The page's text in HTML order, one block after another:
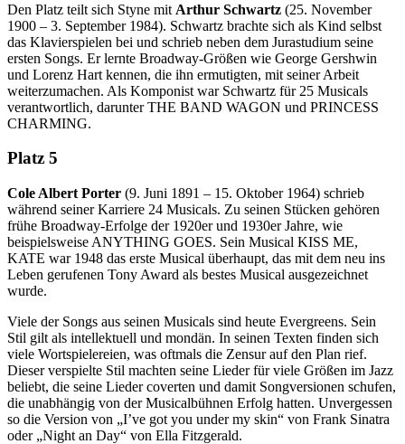
Den Platz teilt sich Styne mit Arthur Schwartz (25. November
1900 – 3. September 1984). Schwartz brachte sich als Kind selbst
das Klavierspielen bei und schrieb neben dem Jurastudium seine
ersten Songs. Er lernte Broadway-Größen wie George Gershwin
und Lorenz Hart kennen, die ihn ermutigten, mit seiner Arbeit
weiterzumachen. Als Komponist war Schwartz für 25 Musicals
verantwortlich, darunter THE BAND WAGON und PRINCESS
CHARMING.
Platz 5
Cole Albert Porter (9. Juni 1891 – 15. Oktober 1964) schrieb
während seiner Karriere 24 Musicals. Zu seinen Stücken gehören
frühe Broadway-Erfolge der 1920er und 1930er Jahre, wie
beispielsweise ANYTHING GOES. Sein Musical KISS ME,
KATE war 1948 das erste Musical überhaupt, das mit dem neu ins
Leben gerufenen Tony Award als bestes Musical ausgezeichnet
wurde.
Viele der Songs aus seinen Musicals sind heute Evergreens. Sein
Stil gilt als intellektuell und mondän. In seinen Texten finden sich
viele Wortspielereien, was oftmals die Zensur auf den Plan rief.
Dieser verspielte Stil machten seine Lieder für viele Größen im Jazz
beliebt, die seine Lieder coverten und damit Songversionen schufen,
die unabhängig von der Musicalbühnen Erfolg hatten. Unvergessen
so die Version von „I’ve got you under my skin“ von Frank Sinatra
oder „Night an Day“ von Ella Fitzgerald.